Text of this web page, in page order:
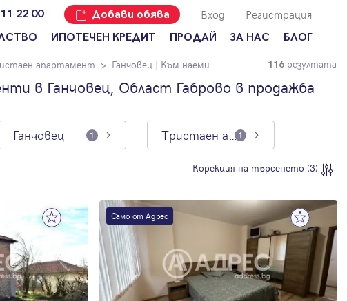
22 00 Добави обява Вход Регистрация
ИПОТЕЧЕН КРЕДИТ ПРОДАЙ
Добави
имот с
Адрес?
ЗА НАС
Наши офиси
Кариери
Кои сме ние?
Мениджмънт
Address Run
Франчайз
Често
задавани
въпроси
БЛОГ
За продавачи
За купувачи
Ипотечно
наемодатели
наематели
Анализ на
пазара
Новини
апартамент Ганчовец | Към наеми 116 резултата
в Ганчовец, Област Габрово в продажба
Ганчовец 1 Тристаен апартамент1
Корекция на търсенето (3)
Само от Адрес